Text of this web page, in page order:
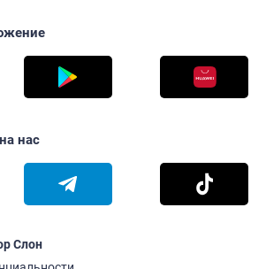
нас
Слон